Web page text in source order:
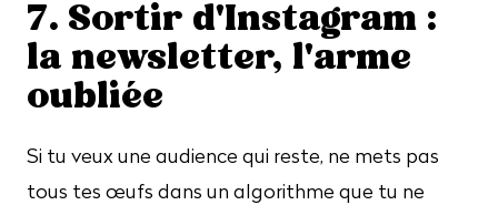
7. Sortir d'Instagram :
la newsletter, l'arme
oubliée
Si tu veux une audience qui reste, ne mets pas
tous tes œufs dans un algorithme que tu ne